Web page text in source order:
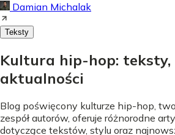
Damian Michalak
Teksty
Kultura hip-hop: teksty,
aktualności
Blog poświęcony kulturze hip-hop,
zespół autorów, oferuje różnorodne
dotyczące tekstów, stylu oraz